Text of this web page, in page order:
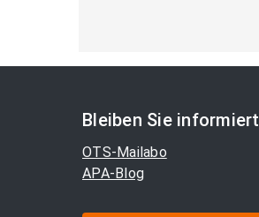
Bleiben Sie informiert
OTS-Mailabo
APA-Blog